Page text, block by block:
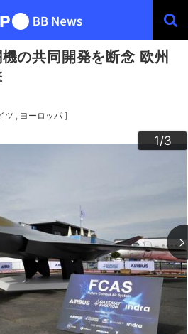
の共同開発を断念 欧州
ツ ヨーロッパ ]
1/3
2/3
3/3